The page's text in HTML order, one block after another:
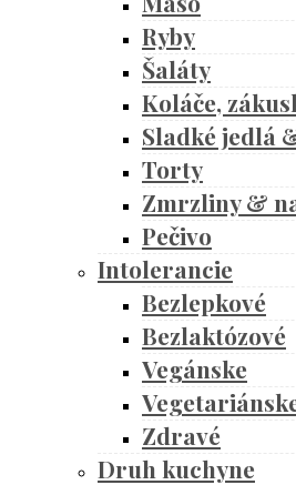
Ryby
Šaláty
Koláče,
Sladké jedlá
Torty
Zmrzliny &
Pečivo
Intolerancie
Bezlepkové
Bezlaktózové
Vegánske
Zdravé
Druh kuchyne